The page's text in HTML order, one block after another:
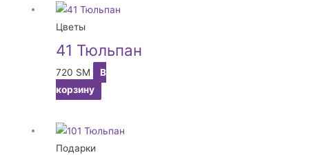
Цветы
41 Тюльпан
720 ЅМ
В
корзину
Подарки